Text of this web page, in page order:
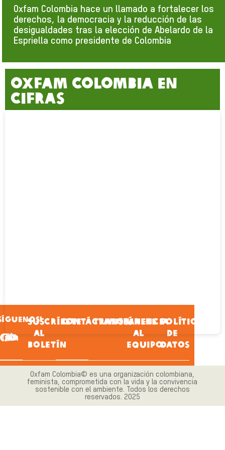
Oxfam Colombia hace un llamado a fortalecer los
derechos, la democracia y la reducción de las
desigualdades tras la elección de Abelardo de la
Espriella como presidente de Colombia
OXFAM COLOMBIA EN
CIFRAS
SUSCRÍBETE
AL
BOLETÍN
CONTÁCTANOS
TRANSPARENCIA
ÚNETE
AL
EQUIPO
POLÍTICA
DE
DATOS
Oxfam Colombia© es una organización colombiana,
feminista, comprometida con la vida y la convivencia
sostenible con el ambiente. Todos los derechos
reservados. 2025